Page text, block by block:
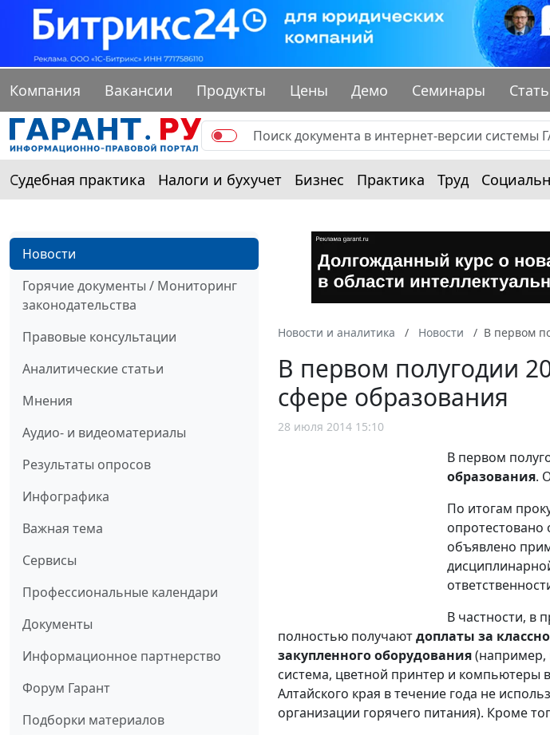
Компания Вакансии Продукты Цены Демо Семинары
Судебная практика Налоги и бухучет Бизнес Практика Труд
Новости
Горячие документы / Мониторинг
законодательства
Правовые консультации
Аналитические статьи
Мнения
Аудио- и видеоматериалы
Результаты опросов
Инфографика
Важная тема
Сервисы
Профессиональные календари
Документы
Информационное партнерство
Форум Гарант
Подборки материалов
Новости и аналитика Новости В первом
В первом полугодии
сфере образования
28 июля 2014 15:10
В первом
образования.
По итогам
опротестовано
объявлено
В частности, в
полностью получаютдоплаты за
закупленного оборудования(например,
система, цветной принтер и компьютеры
Алтайского края в течение года не
организации горячего питания). Кроме